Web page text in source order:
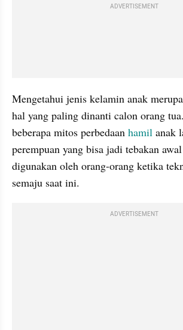
ADVERTISEMENT
Mengetahui jenis kelamin anak
hal yang paling dinanti calon orang
beberapa mitos perbedaan hamil anak
perempuan yang bisa jadi tebakan
digunakan oleh orang-orang ketika
semaju saat ini.
ADVERTISEMENT